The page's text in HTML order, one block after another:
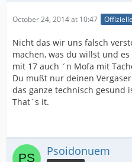
October 24, 2014 at 10:47
Nicht das wir uns falsch
machen, was du willst und
mit 17 auch ´n Mofa mit
Du mußt nur deinen
das ganze technisch gesund
That´s it.
Psoidonuem